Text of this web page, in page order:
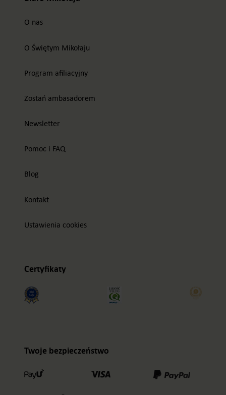
O nas
O Świętym Mikołaju
Program afiliacyjny
Zostań ambasadorem
Newsletter
Pomoc i FAQ
Blog
Kontakt
Ustawienia cookies
Certyfikaty
Twoje bezpieczeństwo